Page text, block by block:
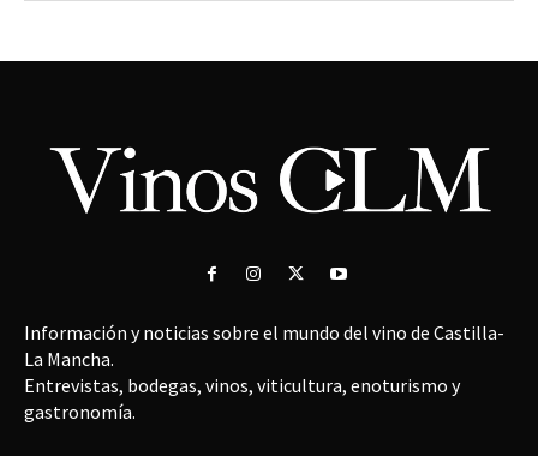
Información y noticias sobre el mundo del vino de Castilla-
La Mancha.
Entrevistas, bodegas, vinos, viticultura, enoturismo y
gastronomía.